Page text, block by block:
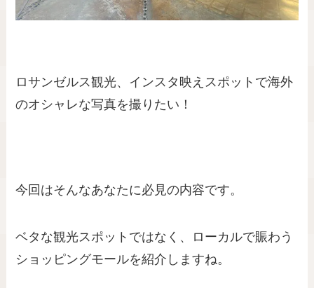
ロサンゼルス観光、インスタ映えスポットで海外
のオシャレな写真を撮りたい！
今回はそんなあなたに必見の内容です。
ベタな観光スポットではなく、ローカルで賑わう
ショッピングモールを紹介しますね。